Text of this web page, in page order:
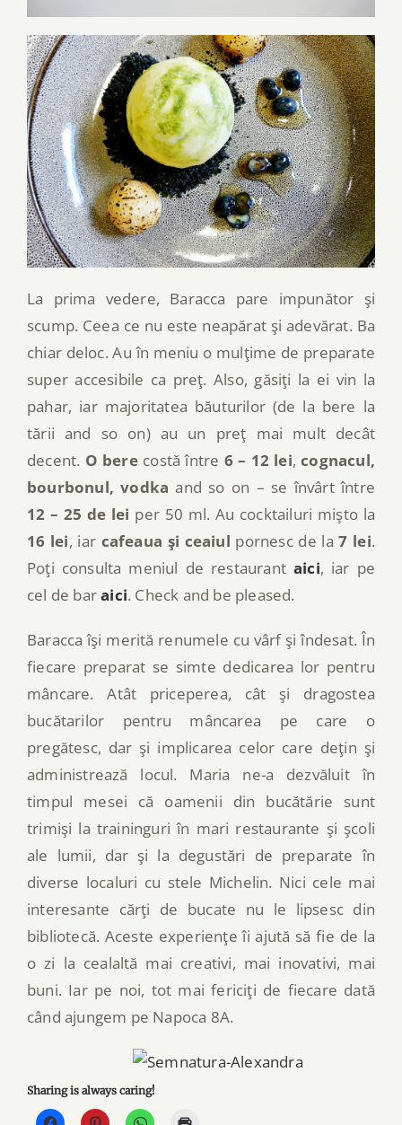
La prima vedere, Baracca pare impunător şi
scump. Ceea ce nu este neapărat şi adevărat. Ba
chiar deloc. Au în meniu o mulţime de preparate
super accesibile ca preţ. Also, găsiţi la ei vin la
pahar, iar majoritatea băuturilor (de la bere la
tării and so on) au un preţ mai mult decât
decent. O berecostă între 6 – 12 lei,cognacul,
bourbonul, vodka and so on – se învârt între
12 – 25 de lei per 50 ml. Au cocktailuri mişto la
16 lei, iar cafeaua şi ceaiul pornesc de la7 lei.
Poţi consulta meniul de restaurant aici, iar pe
cel de baraici. Check and be pleased.
Baracca îşi merită renumele cu vârf şi îndesat. În
fiecare preparat se simte dedicarea lor pentru
mâncare. Atât priceperea, cât şi dragostea
bucătarilor pentru mâncarea pe care o
pregătesc, dar şi implicarea celor care deţin şi
administrează locul. Maria ne-a dezvăluit în
timpul mesei că oamenii din bucătărie sunt
trimişi la traininguri în mari restaurante şi şcoli
ale lumii, dar şi la degustări de preparate în
diverse localuri cu stele Michelin. Nici cele mai
interesante cărţi de bucate nu le lipsesc din
bibliotecă. Aceste experienţe îi ajută să fie de la
o zi la cealaltă mai creativi, mai inovativi, mai
buni. Iar pe noi, tot mai fericiţi de fiecare dată
când ajungem pe Napoca 8A.
Sharing is always caring!